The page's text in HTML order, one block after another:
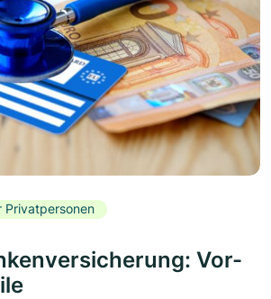
Privatpersonen
Vor-